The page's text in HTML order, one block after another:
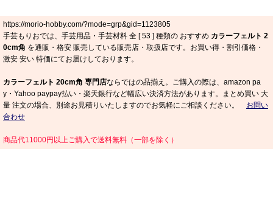
https://morio-hobby.com/?mode=grp&gid=1123805
手芸もりおでは、手芸用品・手芸材料 全 [53 ] 種類の おすすめ カラーフェルト 2
0cm角 を通販・格安 販売している販売店・取扱店です。お買い得・割引価格・
激安 安い 特価にてお届けしております。
カラーフェルト 20cm角 専門店ならではの品揃え。ご購入の際は、amazon pa
y・Yahoo paypay払い・楽天銀行など幅広い決済方法があります。まとめ買い 大
量 注文の場合、別途お見積りいたしますのでお気軽にご相談ください。 お問い
合わせ
商品代11000円以上ご購入で送料無料（一部を除く）